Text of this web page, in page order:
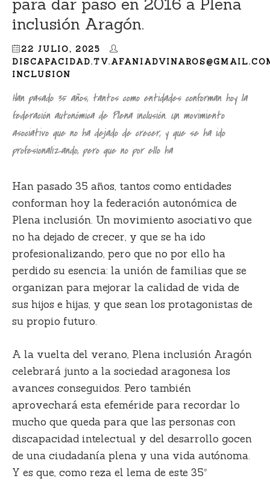
inclusión Aragón.
22 JULIO, 2025
INCLUSION
Han pasado 35 años, tantos como entidades conforman hoy la
federación autonómica de Plena inclusión. Un movimiento
asociativo que no ha dejado de crecer, y que se ha ido
profesionalizando, pero que no por ello ha
Han pasado 35 años, tantos como entidades
conforman hoy la federación autonómica de
Plena inclusión. Un movimiento asociativo que
no ha dejado de crecer, y que se ha ido
profesionalizando, pero que no por ello ha
perdido su esencia: la unión de familias que se
organizan para mejorar la calidad de vida de
sus hijos e hijas, y que sean los protagonistas de
su propio futuro.
A la vuelta del verano, Plena inclusión Aragón
celebrará junto a la sociedad aragonesa los
avances conseguidos. Pero también
aprovechará esta efeméride para recordar lo
mucho que queda para que las personas con
discapacidad intelectual y del desarrollo gocen
de una ciudadanía plena y una vida autónoma.
Y es que, como reza el lema de este 35º